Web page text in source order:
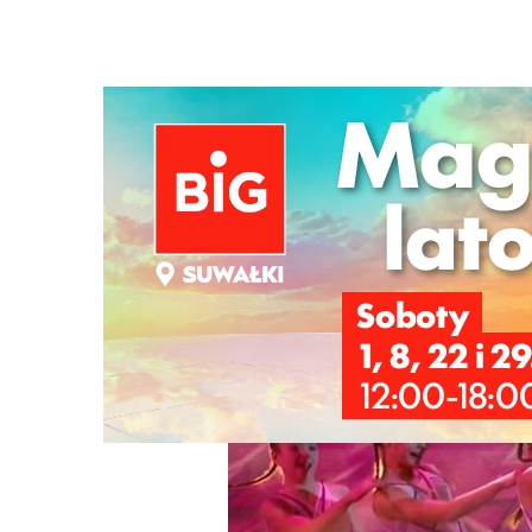
Ścieżka
nawigacyjna
Strona główna /6. miejsce Mai
KULTURA 27/11/2023/4 Komentarzy
6. miejsce Mai Krzyżewskiej w Eurowizji